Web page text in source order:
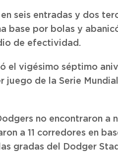
seis entradas y dos
base por bolas y
de efectividad.
el vigésimo séptimo
juego de la Serie
no encontraron a
a 11 corredores en
gradas del Dodger